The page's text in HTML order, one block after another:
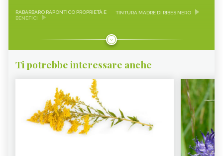
RABARBARO RAPONTICO PROPRIETÀ E
BENEFICI
TINTURA MADRE DI RIBES NERO
KARKADÈ
ERICA - CURE-NATURALI.IT
PIANTE PER COMBATTERE
L’INVECCHIAMENTO CUTANEO -
CURE-NATURALI.IT
PROANTOCIANIDINE: COSA SONO,
BENEFICI ED EFFETTI COLLATERALI -
CURE-NATURALI.IT
Ti potrebbe interessare anche